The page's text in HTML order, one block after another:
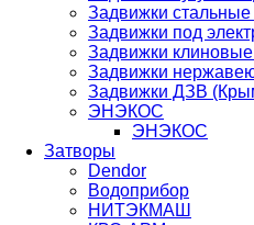
Задвижки стальные
Задвижки под
Задвижки
Задвижки
Задвижки ДЗВ
ЭНЭКОС
ЭНЭКОС
Затворы
Dendor
Водоприбор
НИТЭКМАШ